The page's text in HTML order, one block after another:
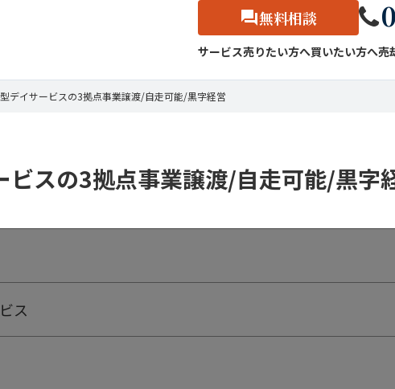
無料相談
サービス売りたい方へ買いたい方へ売
デイサービスの3拠点事業譲渡/自走可能/黒字経営
スの3拠点事業譲渡/自走可能/黒字
ス